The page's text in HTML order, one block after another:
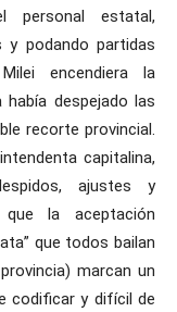
personal estatal,
y podando partidas
encendiera la
despejado las
recorte provincial.
capitalina,
ajustes y
que la aceptación
que todos bailan
marcan un
codificar y difícil de